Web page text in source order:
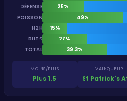
DÉFENSE
25%
POISSON
49%
H2H
15%
BUTS
27%
TOTAL
39.3%
MOINS/PLUS
Plus 1.5
VAINQUEUR
St Patrick's